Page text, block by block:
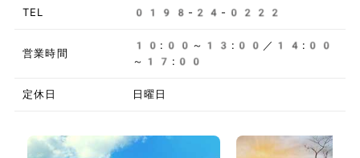
TEL 0198-24-0222
営業時間
10:00～13:00／14:00
～17:00
定休日 日曜日